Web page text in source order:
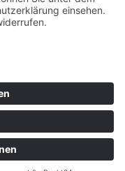
werden (siehe Aktuelles